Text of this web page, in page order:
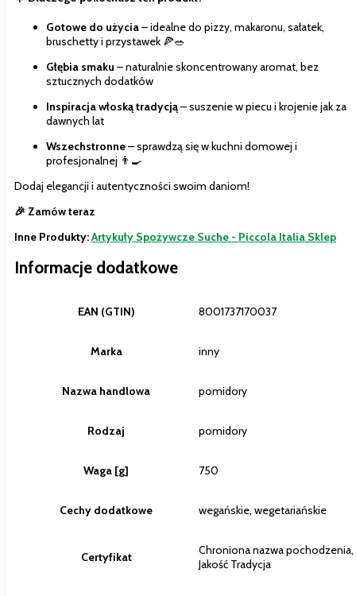
Gotowe do użycia– idealne do pizzy, makaronu, sałatek,
bruschetty i przystawek 🍕🥗
Głębia smaku – naturalnie skoncentrowany aromat, bez
sztucznych dodatków
Inspiracja włoską tradycją– suszenie w piecu i krojenie jak za
dawnych lat
Wszechstronne– sprawdzą się w kuchni domowej i
profesjonalnej 👨‍🍳
Dodaj elegancji i autentyczności swoim daniom!
🎉 Zamów teraz
Inne Produkty:Artykuły Spożywcze Suche - Piccola Italia Sklep
Informacje dodatkowe
EAN (GTIN) 8001737170037
Marka inny
Nazwa handlowa pomidory
Rodzaj pomidory
Waga [g] 750
Cechy dodatkowe wegańskie, wegetariańskie
Certyfikat
Chroniona nazwa pochodzenia,
Jakość Tradycja